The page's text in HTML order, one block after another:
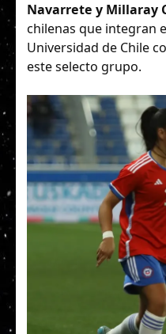
Navarrete y Millaray
chilenas que integran
Universidad de Chile
este selecto grupo.